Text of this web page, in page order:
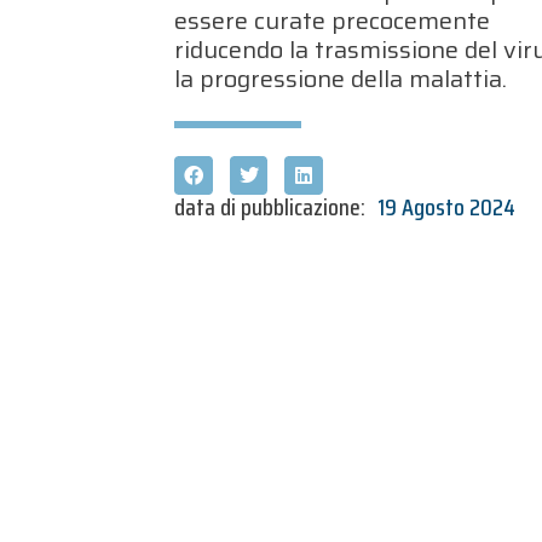
essere curate precocemente
riducendo la trasmissione del
la progressione della malattia.
data di pubblicazione: 19 Agosto 2024